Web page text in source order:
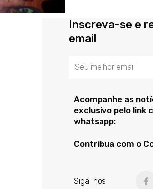
Inscreva-se e
email
Acompanhe as
exclusivo pelo link
whatsapp:
Contribua com o
Siga-nos
a